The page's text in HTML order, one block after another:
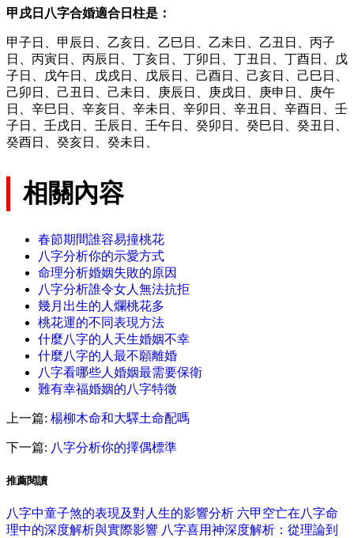
甲戌日八字合婚適合日柱是：
甲子日、甲辰日、乙亥日、乙巳日、乙未日、乙丑日、丙子
日、丙寅日、丙辰日、丁亥日、丁卯日、丁丑日、丁酉日、戊
子日、戊午日、戊戌日、戊辰日、己酉日、己亥日、己巳日、
己卯日、己丑日、己未日、庚辰日、庚戌日、庚申日、庚午
日、辛巳日、辛亥日、辛未日、辛卯日、辛丑日、辛酉日、壬
子日、壬戌日、壬辰日、壬午日、癸卯日、癸巳日、癸丑日、
癸酉日、癸亥日、癸未日、
相關內容
春節期間誰容易撞桃花
八字分析你的示愛方式
命理分析婚姻失敗的原因
八字分析誰令女人無法抗拒
幾月出生的人爛桃花多
桃花運的不同表現方法
什麼八字的人天生婚姻不幸
什麼八字的人最不願離婚
八字看哪些人婚姻最需要保衛
難有幸福婚姻的八字特徵
上一篇: 楊柳木命和大驛土命配嗎
下一篇: 八字分析你的擇偶標準
推薦閱讀
八字中童子煞的表現及對人生的影響分析 六甲空亡在八字命
理中的深度解析與實際影響 八字喜用神深度解析：從理論到